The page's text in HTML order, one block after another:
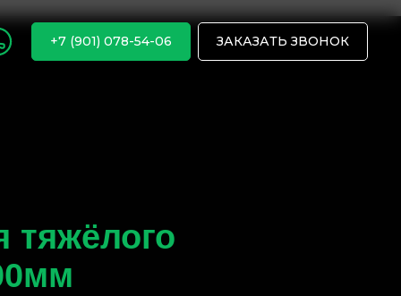
+7 (901) 078-54-06 ЗАКАЗАТЬ ЗВОНОК
тяжёлого